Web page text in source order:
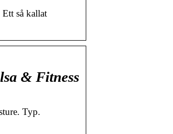
så kallat
& Fitness
Typ.